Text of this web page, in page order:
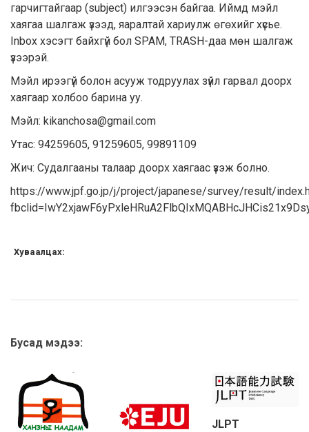
гарчигтайгаар (subject) илгээсэн байгаа. Иймд мэйл
хаягаа шалгаж үзээд, яаралтай хариулж өгөхийг хүсье.
Inbox хэсэгт байхгүй бол SPAM, TRASH-даа мөн шалгаж
үзээрэй.
Мэйл ирээгүй болон асууж тодруулах зүйл гарвал доорх
хаягаар холбоо барина уу.
Мэйл: kikanchosa@gmail.com
Утас: 94259605, 91259605, 99891109
Жич: Судалгааны талаар доорх хаягаас үзэж болно.
https://www.jpf.go.jp/j/project/japanese/survey/result/
Хуваалцах:
Бусад мэдээ:
JLPT